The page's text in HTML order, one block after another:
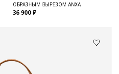
ОБРАЗНЫМ ВЫРЕЗОМ ANXA
36 900 ₽